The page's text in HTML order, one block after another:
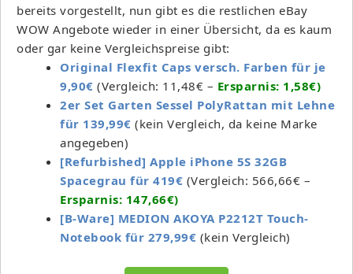
bereits vorgestellt, nun gibt es die restlichen eBay
WOW Angebote wieder in einer Übersicht, da es kaum
oder gar keine Vergleichspreise gibt:
Original Flexfit Caps versch. Farben für je
9,90€ (Vergleich: 11,48€ – Ersparnis: 1,58€)
2er Set Garten Sessel PolyRattan mit Lehne
für 139,99€ (kein Vergleich, da keine Marke
angegeben)
[Refurbished] Apple iPhone 5S 32GB
Spacegrau für 419€ (Vergleich: 566,66€ –
Ersparnis: 147,66€)
[B-Ware] MEDION AKOYA P2212T Touch-
Notebook für 279,99€ (kein Vergleich)